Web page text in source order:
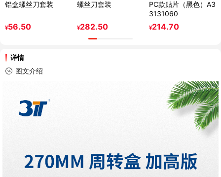
铝盒螺丝刀套装
¥56.50
螺丝刀套装
¥282.50
PC款贴片（黑色）A3
3131060
¥214.70
详情
图文介绍